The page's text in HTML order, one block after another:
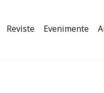
Reviste Evenimente